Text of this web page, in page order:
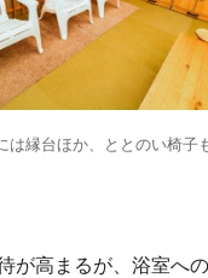
は縁台ほか、ととのい椅子
が高まるが、浴室へ